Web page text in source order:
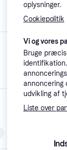
oplysninger.
Cookiepolitik
Vi og vores
Bruge
annoncering
udvikling af
Liste over